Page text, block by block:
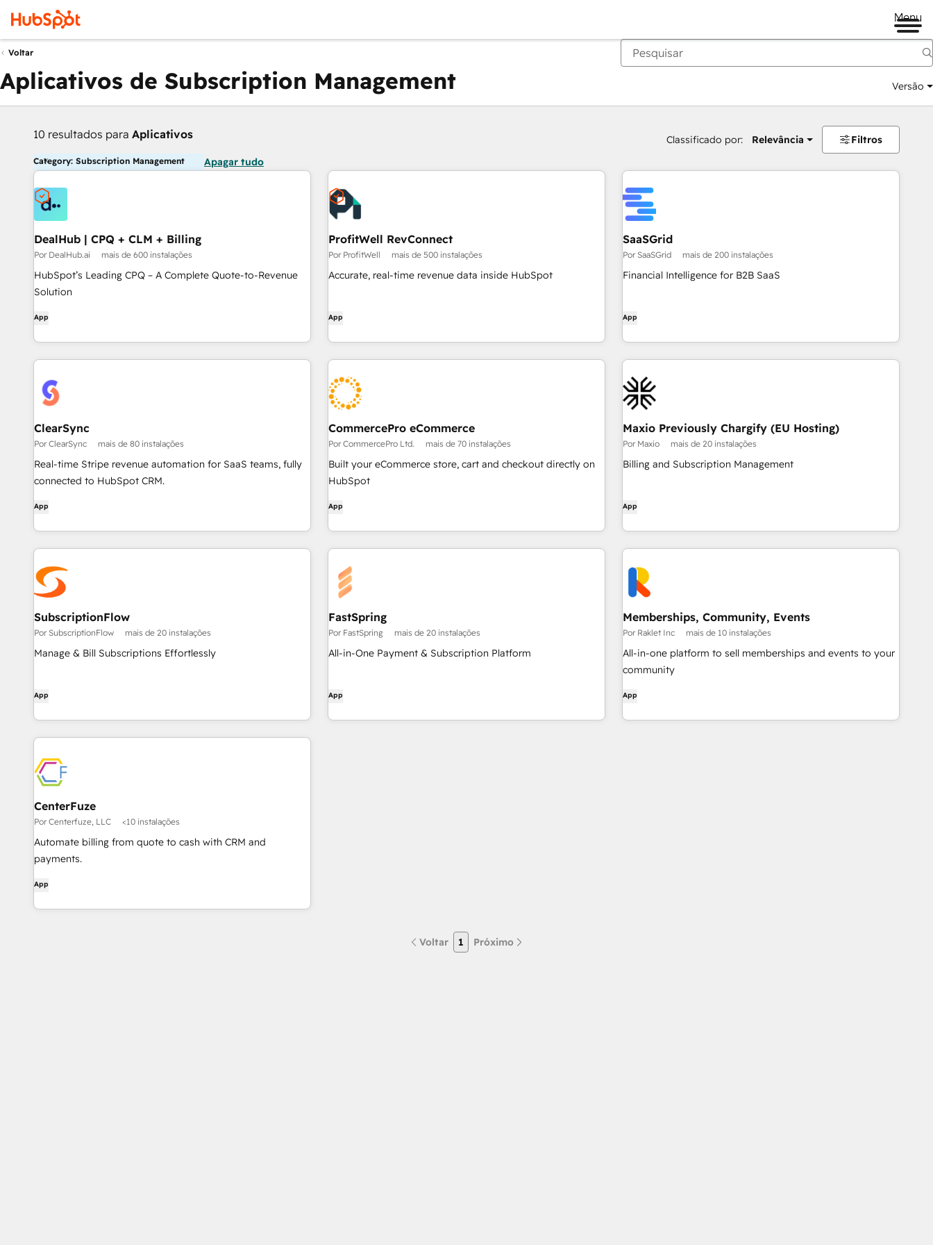
Menu
Voltar
Aplicativos de Subscription Management Versão
10 resultados para Aplicativos Classificado por: Relevância Filtros
Category: Subscription Management Apagar tudo
DealHub | CPQ + CLM + Billing
Por DealHub.ai mais de 600 instalações
HubSpot’s Leading CPQ – A Complete Quote-to-Revenue
Solution
App
ProfitWell RevConnect
Por ProfitWell mais de 500 instalações
Accurate, real-time revenue data inside HubSpot
App
SaaSGrid
Por SaaSGrid mais de 200 instalações
Financial Intelligence for B2B SaaS
App
ClearSync
Por ClearSync mais de 80 instalações
Real-time Stripe revenue automation for SaaS teams, fully
connected to HubSpot CRM.
App
CommercePro eCommerce
Por CommercePro Ltd. mais de 70 instalações
Built your eCommerce store, cart and checkout directly on
HubSpot
App
Maxio Previously Chargify (EU Hosting)
Por Maxio mais de 20 instalações
Billing and Subscription Management
App
SubscriptionFlow
Por SubscriptionFlow mais de 20 instalações
Manage & Bill Subscriptions Effortlessly
App
FastSpring
Por FastSpring mais de 20 instalações
All-in-One Payment & Subscription Platform
App
Memberships, Community, Events
Por Raklet Inc mais de 10 instalações
All-in-one platform to sell memberships and events to your
community
App
CenterFuze
Por Centerfuze, LLC <10 instalações
Automate billing from quote to cash with CRM and
payments.
App
Voltar 1 Próximo